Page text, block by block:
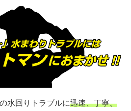
水回りトラブルに迅速、丁寧、